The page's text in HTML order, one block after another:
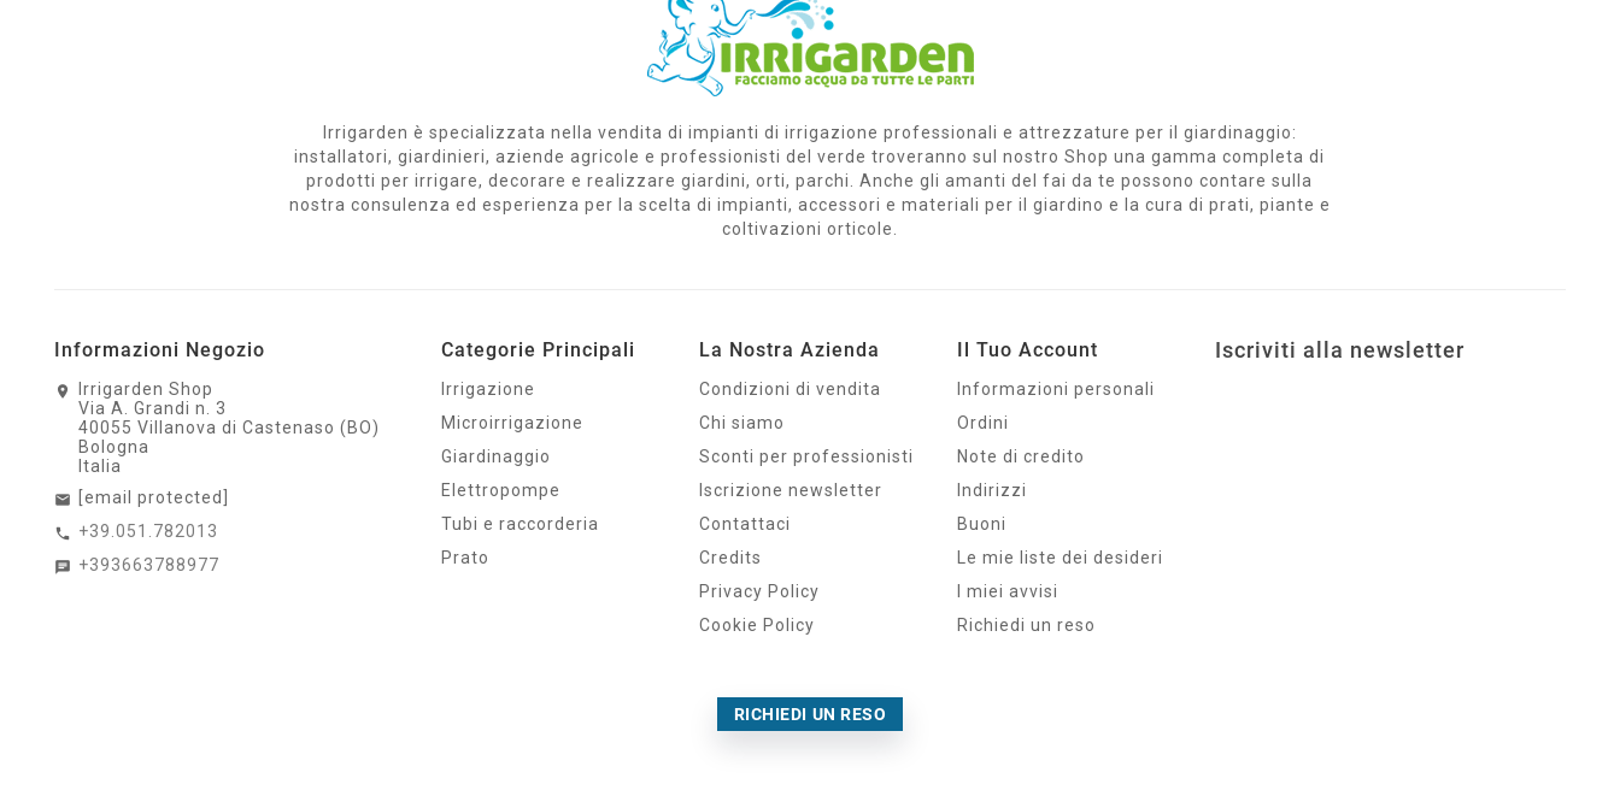
Irrigarden è specializzata nella vendita di impianti di irrigazione professionali e attrezzature per il giardinaggio:
installatori, giardinieri, aziende agricole e professionisti del verde troveranno sul nostro Shop una gamma completa di
prodotti per irrigare, decorare e realizzare giardini, orti, parchi. Anche gli amanti del fai da te possono contare sulla
nostra consulenza ed esperienza per la scelta di impianti, accessori e materiali per il giardino e la cura di prati, piante e
coltivazioni orticole.
Informazioni Negozio
Irrigarden Shop
Via A. Grandi n. 3
40055 Villanova di Castenaso (BO)
Bologna
Italia
[email protected]
+39.051.782013
+393663788977
Categorie Principali
Irrigazione
Microirrigazione
Giardinaggio
Elettropompe
Tubi e raccorderia
Prato
La Nostra Azienda
Condizioni di vendita
Chi siamo
Sconti per professionisti
Iscrizione newsletter
Contattaci
Credits
Privacy Policy
Cookie Policy
Il Tuo Account
Informazioni personali
Ordini
Note di credito
Indirizzi
Buoni
Le mie liste dei desideri
I miei avvisi
Richiedi un reso
Iscriviti alla newsletter
RICHIEDI UN RESO